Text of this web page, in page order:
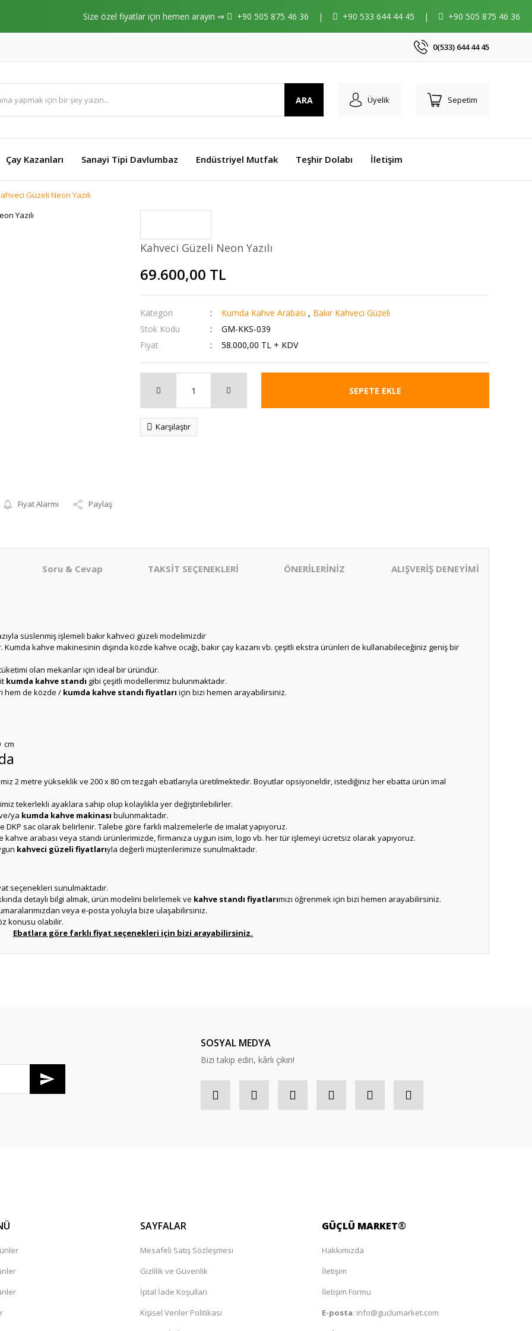
Size özel fiyatlar için hemen arayın ⇒ +90 505 875 46 36 | +90 533 644 44 45 | +90 505 875 46 36
0(533) 644 44 45
ARA Üyelik Sepetim
Çay Kazanları Sanayi Tipi Davlumbaz Endüstriyel Mutfak Teşhir Dolabı İletişim
Güzeli Neon Yazılı
Fiyat Alarmı Paylaş
Kahveci Güzeli Neon Yazılı
69.600,00 TL
Kategori Kumda Kahve Arabası , Bakır Kahveci Güzeli
Stok Kodu
GM-KKS-039
Fiyat
58.000,00 TL + KDV
SEPETE EKLE
Karşılaştır
Soru & Cevap TAKSİT SEÇENEKLERİ ÖNERİLERİNİZ ALIŞVERİŞ DENEYİMİ
süslenmiş işlemeli bakır kahveci güzeli modelimizdir
kahve makinesinin dışında közde kahve ocağı, bakır çay kazanı vb. çeşitli ekstra ürünleri de kullanabileceğiniz geniş bir
olan mekanlar için ideal bir üründür.
kumda kahve standı gibi çeşitli modellerimiz bulunmaktadır.
hem de közde / kumda kahve standı fiyatları için bizi hemen arayabilirsiniz.
cm
2 metre yükseklik ve 200 x 80 cm tezgah ebatlarıyla üretilmektedir. Boyutlar opsiyoneldir, istediğiniz her ebatta ürün imal
tekerlekli ayaklara sahip olup kolaylıkla yer değiştirilebilirler.
ya kumda kahve makinası bulunmaktadır.
sac olarak belirlenir. Talebe göre farklı malzemelerle de imalat yapıyoruz.
arabası veya standı ürünlerimizde, firmanıza uygun isim, logo vb. her tür işlemeyi ücretsiz olarak yapıyoruz.
kahveci güzeli fiyatlarıyla değerli müşterilerimize sunulmaktadır.
seçenekleri sunulmaktadır.
detaylı bilgi almak, ürün modelini belirlemek ve kahve standı fiyatlarımızı öğrenmek için bizi hemen arayabilirsiniz.
veya e-posta yoluyla bize ulaşabilirsiniz.
konusu olabilir.
Ebatlara göre farklı fiyat seçenekleri için bizi arayabilirsiniz.
SOSYAL MEDYA
Bizi takip edin, kârlı çıkın!
SAYFALAR
Mesafeli Satış Sözleşmesi
Gizlilik ve Güvenlik
İptal İade Koşullari
Kişisel Veriler Politikası
GÜÇLÜ MARKET®
Hakkımızda
İletişim
İletişim Formu
E-posta: info@guclumarket.com